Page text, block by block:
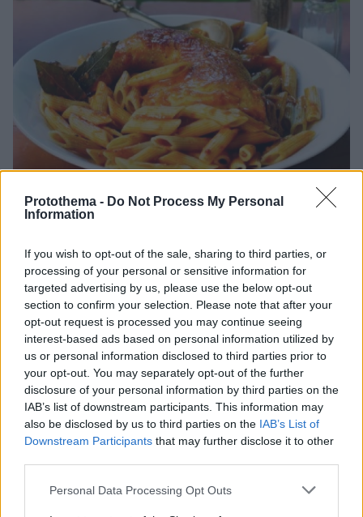
Protothema - Do Not Process My Personal
Information
If you wish to opt-out of the sale, sharing to third parties, or
processing of your personal or sensitive information for
targeted advertising by us, please use the below opt-out
section to confirm your selection. Please note that after your
opt-out request is processed you may continue seeing
interest-based ads based on personal information utilized by
us or personal information disclosed to third parties prior to
your opt-out. You may separately opt-out of the further
disclosure of your personal information by third parties on the
IAB’s list of downstream participants. This information may
also be disclosed by us to third parties on the IAB’s List of
Downstream Participants that may further disclose it to other
Please note that this website/app uses one or more Google
Personal Data Processing Opt Outs
Το «Πάσχα του καλοκαιριού», όπως λέγεται αλλιώς ο
Δεκαπενταύγουστος, μετά τη δεκαπενθήμερη
νηστεία, η Ελλάδα στρώνει τραπέζι που
επικεντρώνεται κυρίως στο κρέας- ψητό, φούρνου ή
κατσαρόλας -συνοδευόμενο από παραδοσιακές
νοστιμιές, δροσερές σαλάτες με τα καλούδια της
εποχής και μπόλικα μυρωδικά
14.08.2022, 13:00